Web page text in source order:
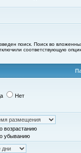
поиск. Поиск во
соответствующую
Нет
возрастанию
убыванию